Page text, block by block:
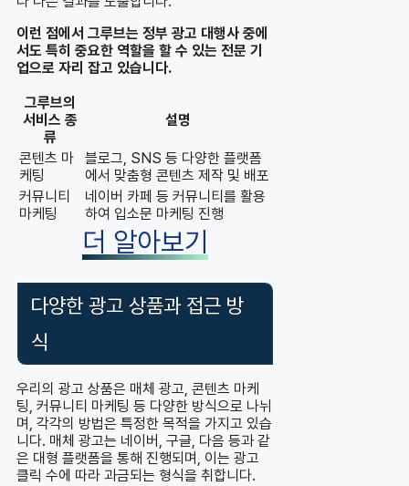
이런 점에서 그루브는 정부 광고 대행사 중에
서도 특히 중요한 역할을 할 수 있는 전문 기
업으로 자리 잡고 있습니다.
그루브의
서비스 종
류
설명
콘텐츠 마
케팅
블로그, SNS 등 다양한 플랫폼
에서 맞춤형 콘텐츠 제작 및 배포
커뮤니티
마케팅
네이버 카페 등 커뮤니티를 활용
하여 입소문 마케팅 진행
더 알아보기
다양한 광고 상품과 접근 방
식
우리의 광고 상품은 매체 광고, 콘텐츠 마케
팅, 커뮤니티 마케팅 등 다양한 방식으로 나뉘
며, 각각의 방법은 특정한 목적을 가지고 있습
니다. 매체 광고는 네이버, 구글, 다음 등과 같
은 대형 플랫폼을 통해 진행되며, 이는 광고
클릭 수에 따라 과금되는 형식을 취합니다.